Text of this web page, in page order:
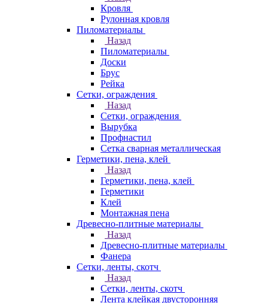
Кровля
Рулонная кровля
Пиломатериалы
Назад
Пиломатериалы
Доски
Брус
Рейка
Сетки, ограждения
Назад
Сетки, ограждения
Вырубка
Профнастил
Сетка сварная металлическая
Герметики, пена, клей
Назад
Герметики, пена, клей
Герметики
Клей
Монтажная пена
Древесно-плитные материалы
Назад
Древесно-плитные материалы
Фанера
Сетки, ленты, скотч
Назад
Сетки, ленты, скотч
Лента клейкая двусторонняя